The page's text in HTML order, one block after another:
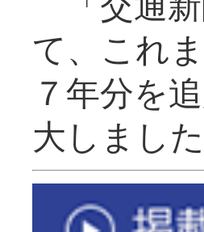
て、これ
７年分を
大し